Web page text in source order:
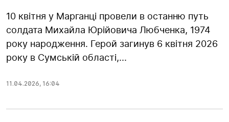
10 квітня у Марганці провели в останню путь
солдата Михайла Юрійовича Любченка, 1974
року народження. Герой загинув 6 квітня 2026
року в Сумській області,...
11.04.2026, 16:04